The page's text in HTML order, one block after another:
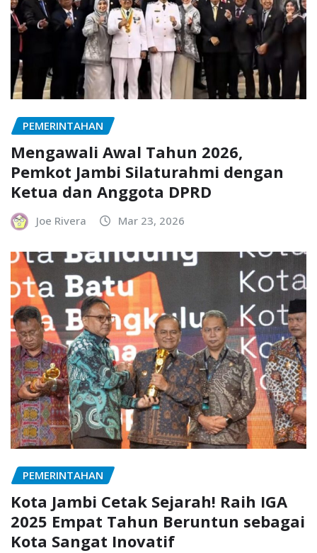
PEMERINTAHAN
Mengawali Awal Tahun 2026,
Pemkot Jambi Silaturahmi dengan
Ketua dan Anggota DPRD
Joe Rivera Mar 23, 2026
PEMERINTAHAN
Kota Jambi Cetak Sejarah! Raih IGA
2025 Empat Tahun Beruntun sebagai
Kota Sangat Inovatif